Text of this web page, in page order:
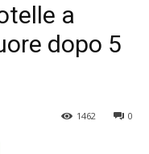
a
dopo 5
0
1462